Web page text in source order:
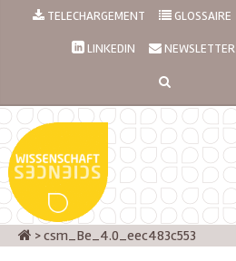
TELECHARGEMENT GLOSSAIRE
LINKEDIN NEWSLETTER
>csm_Be_4.0_eec483c553